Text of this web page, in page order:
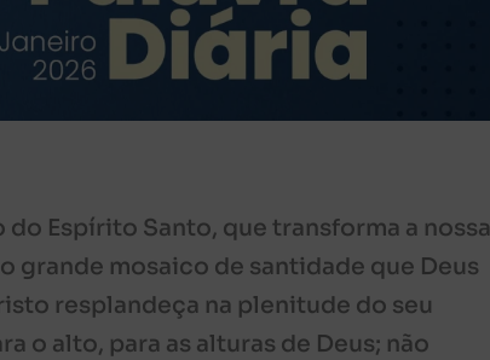
Espírito Santo, que transforma a nossa
grande mosaico de santidade que Deus
resplandeça na plenitude do seu
o alto, para as alturas de Deus; não